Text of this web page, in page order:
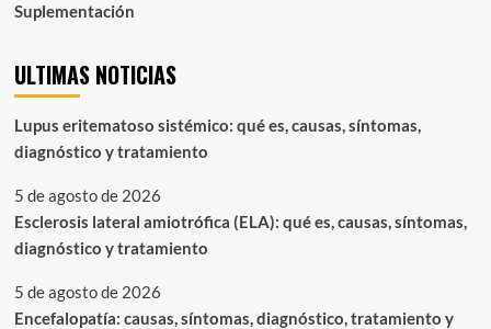
Suplementación
ULTIMAS NOTICIAS
Lupus eritematoso sistémico: qué es, causas, síntomas,
diagnóstico y tratamiento
5 de agosto de 2026
Esclerosis lateral amiotrófica (ELA): qué es, causas, síntomas,
diagnóstico y tratamiento
5 de agosto de 2026
Encefalopatía: causas, síntomas, diagnóstico, tratamiento y